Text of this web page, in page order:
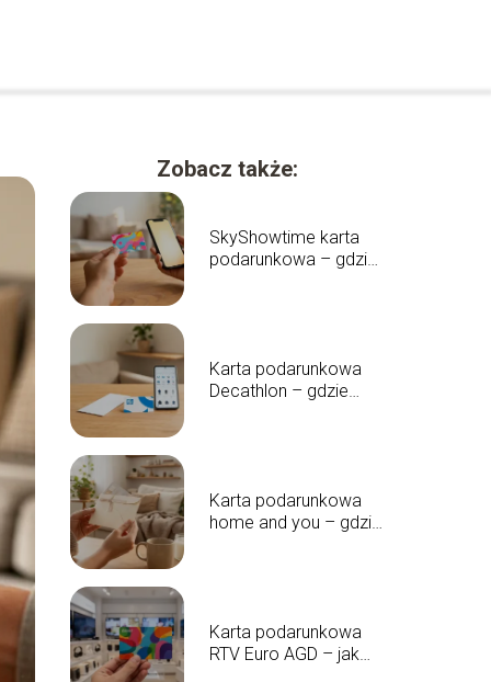
Zobacz także:
SkyShowtime karta
podarunkowa – gdzie
Karta podarunkowa
Decathlon – gdzie
Karta podarunkowa
home and you – gdzie
Karta podarunkowa
RTV Euro AGD – jak